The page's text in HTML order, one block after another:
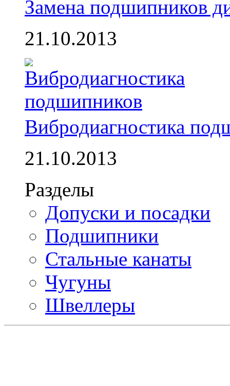
Замена подшипников
21.10.2013
Вибродиагностика
21.10.2013
Разделы
Допуски и посадки
Подшипники
Стальные канаты
Чугуны
Швеллеры